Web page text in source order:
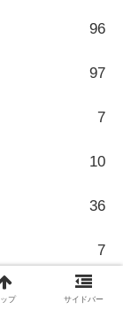
96
97
7
10
36
7
ップ サイドバー